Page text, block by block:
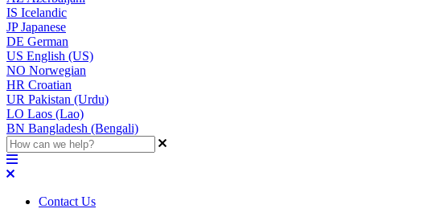
IS Icelandic
JPJapanese
DE German
US English (US)
NO Norwegian
HR Croatian
UR Pakistan (Urdu)
LO Laos (Lao)
BN Bangladesh (Bengali)
Contact Us